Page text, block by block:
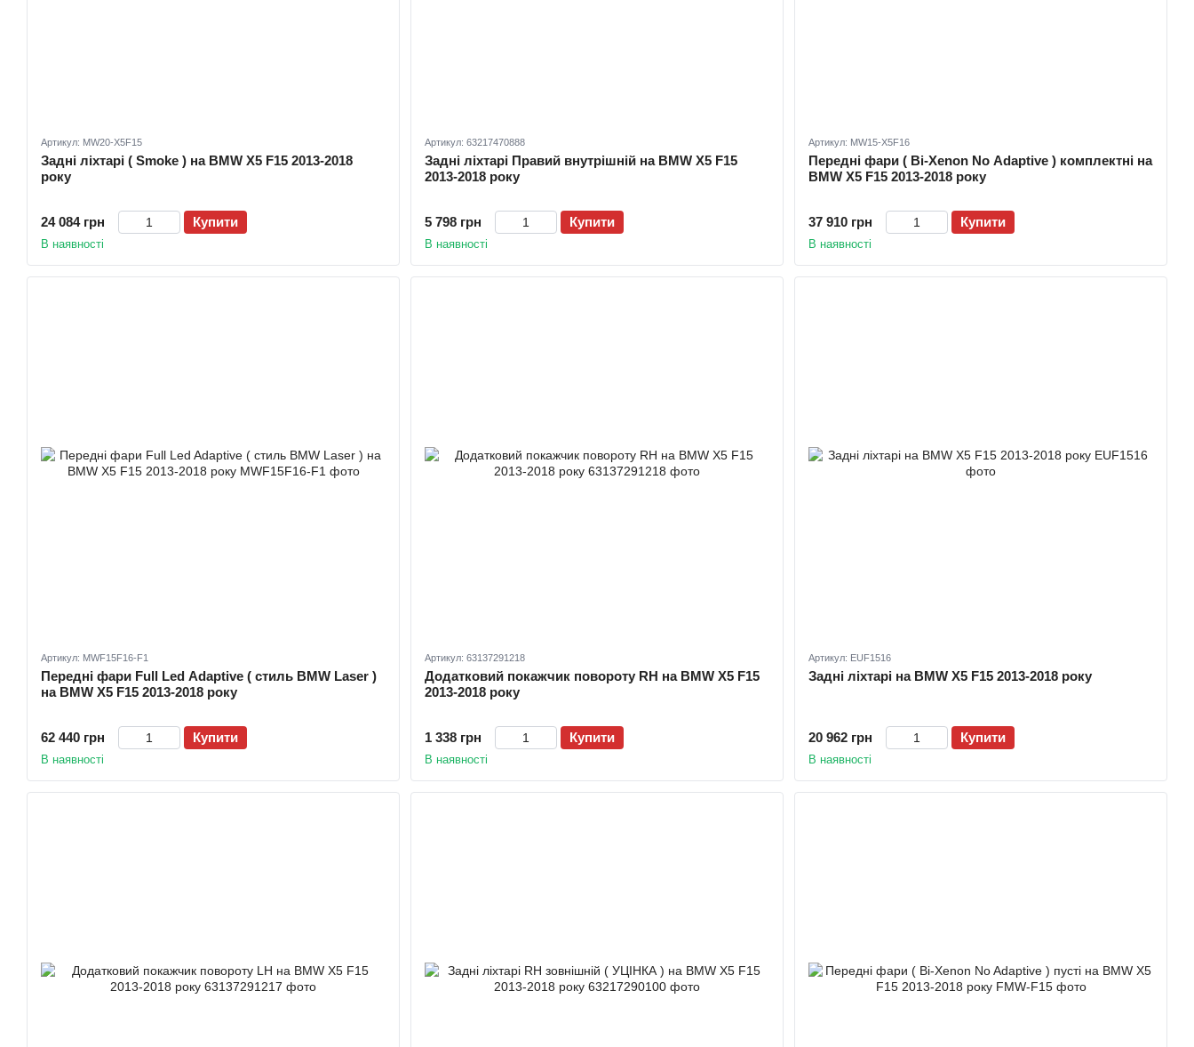
Артикул: MW20-X5F15
Задні ліхтарі ( Smoke ) на BMW X5 F15 2013-2018
року
24 084 грн Купити
В наявності
Артикул: 63217470888
Задні ліхтарі Правий внутрішній на BMW X5 F15
2013-2018 року
5 798 грн Купити
В наявності
Артикул: MW15-X5F16
Передні фари ( Bi-Xenon No Adaptive ) комплектні на
BMW X5 F15 2013-2018 року
37 910 грн Купити
В наявності
Артикул: MWF15F16-F1
Передні фари Full Led Adaptive ( стиль BMW Laser )
на BMW X5 F15 2013-2018 року
62 440 грн Купити
В наявності
Артикул: 63137291218
Додатковий покажчик повороту RH на BMW X5 F15
2013-2018 року
1 338 грн Купити
В наявності
Артикул: EUF1516
Задні ліхтарі на BMW X5 F15 2013-2018 року
20 962 грн Купити
В наявності